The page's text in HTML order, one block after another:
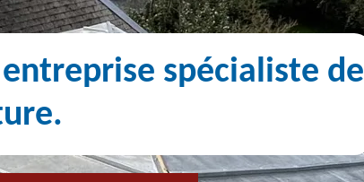
spécialiste de